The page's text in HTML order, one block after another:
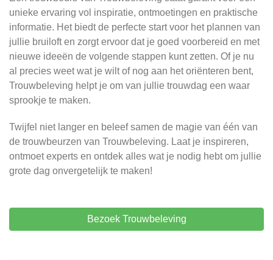
unieke ervaring vol inspiratie, ontmoetingen en praktische
informatie. Het biedt de perfecte start voor het plannen van
jullie bruiloft en zorgt ervoor dat je goed voorbereid en met
nieuwe ideeën de volgende stappen kunt zetten. Of je nu
al precies weet wat je wilt of nog aan het oriënteren bent,
Trouwbeleving helpt je om van jullie trouwdag een waar
sprookje te maken.
Twijfel niet langer en beleef samen de magie van één van
de trouwbeurzen van Trouwbeleving. Laat je inspireren,
ontmoet experts en ontdek alles wat je nodig hebt om jullie
grote dag onvergetelijk te maken!
Bezoek Trouwbeleving